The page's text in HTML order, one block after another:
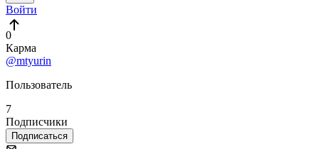
Войти
0
Карма
@mtyurin
Пользователь
7
Подписчики
Подписаться